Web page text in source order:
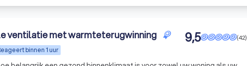
ventilatie met warmteterugwinning
binnen 1 uur
(42)
9,5